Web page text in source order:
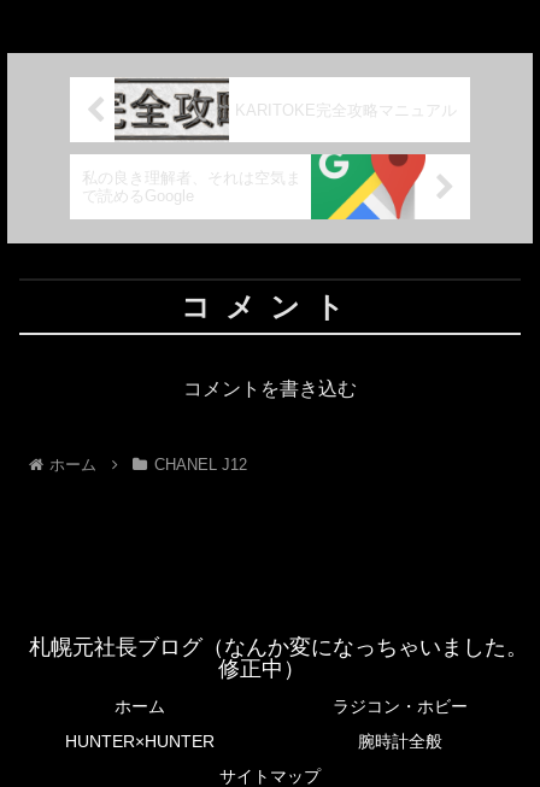
KARITOKE完全攻略マニュアル
私の良き理解者、それは空気ま
で読めるGoogle
コメント
コメントを書き込む
ホーム CHANEL J12
札幌元社長ブログ（なんか変になっちゃいました。
修正中）
ホーム
ラジコン・ホビー
HUNTER×HUNTER
腕時計全般
サイトマップ